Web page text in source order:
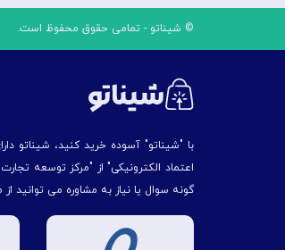
© شیناتو - تمامی حقوق محفوظ است.
با "شیناتو" آسوده خرید کنید، شیناتو
اعتماد الکترونیکی" از "مركز توسعه
گونه سوال یا نیاز به مشاوره می